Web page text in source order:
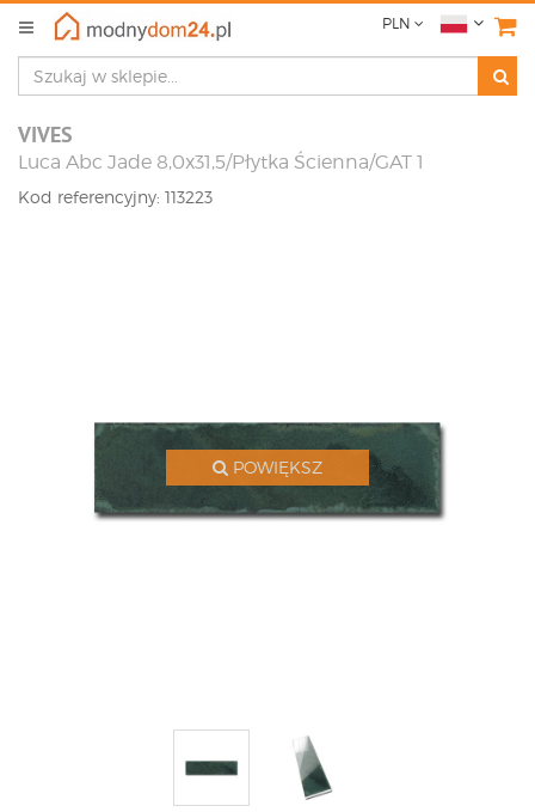
PLN
VIVES
Luca Abc Jade 8,0x31,5/Płytka Ścienna/GAT 1
Kod referencyjny: 113223
POWIĘKSZ